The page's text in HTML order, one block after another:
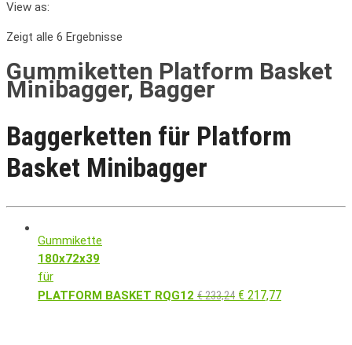
View as:
Zeigt alle 6 Ergebnisse
Gummiketten Platform Basket
Minibagger, Bagger
Baggerketten für Platform
Basket Minibagger
Gummikette
180x72x39
für
PLATFORM BASKET RQG12 €233,24 € 217,77